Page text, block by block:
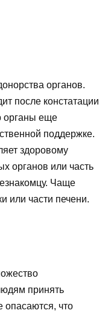
органов.
после констатации
органы еще
поддержке.
здоровому
органов или часть
Чаще
или части печени.
принять
что